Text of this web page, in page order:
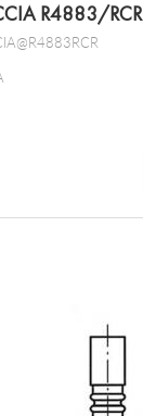
R4883/RCR